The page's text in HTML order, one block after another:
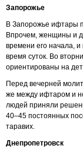
Запорожье
В Запорожье ифтары
Впрочем, женщины и
времени его начала,
время суток. Во
ориентированы на
Перед вечерней
же между ифтаром и
людей приняли
40–45 постоянных
таравих.
Днепропетровск